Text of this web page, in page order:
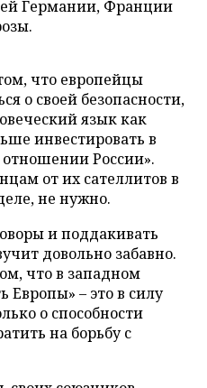
Германии, Франции
что европейцы
о своей безопасности,
язык как
инвестировать в
России».
от их сателлитов в
не нужно.
и поддакивать
довольно забавно.
что в западном
Европы» – это в силу
о способности
на борьбу с